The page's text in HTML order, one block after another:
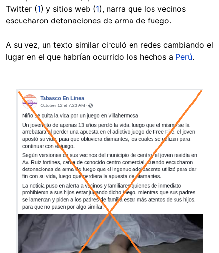
Twitter (1) y sitios web (1), narra que los vecinos
escucharon detonaciones de arma de fuego.
A su vez, un texto similar circuló en redes cambiando el
lugar en el que habrían ocurrido los hechos a Perú.
Image